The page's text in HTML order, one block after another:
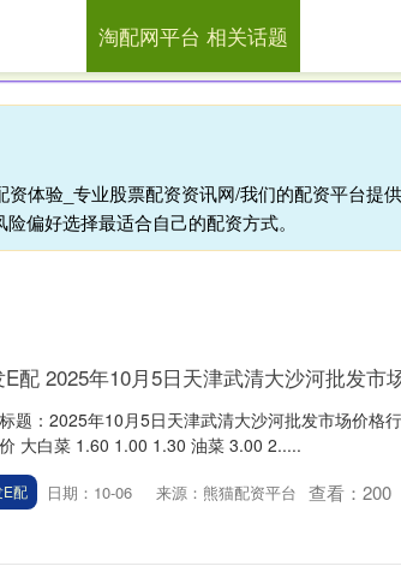
淘配网平台 配资炒股免费
体验_专业股票配资资讯网/我们的配资平台提
偏好选择最适合自己的配资方式。
淘配网平台 相关话题
E配 2025年10月5日天津武清大沙河批发市
标题：2025年10月5日天津武清大沙河批发市场价格
大白菜 1.60 1.00 1.30 油菜 3.00 2.....
E配 日期：10-06 来源：熊猫配资平台 查看： 200